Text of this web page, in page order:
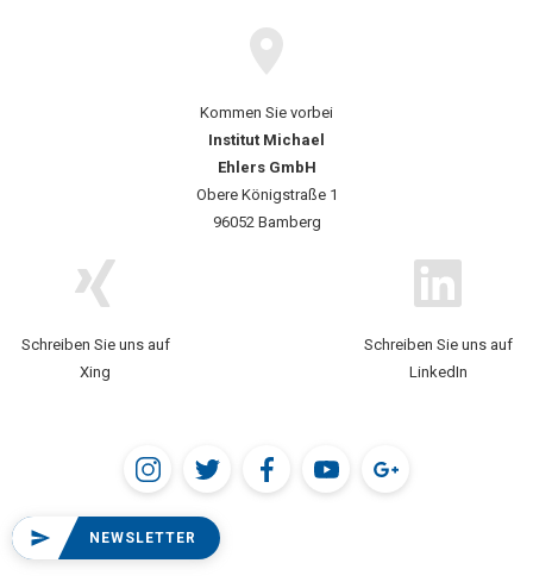
Kommen Sie vorbei
Institut Michael
Ehlers GmbH
Obere Königstraße 1
96052 Bamberg
Schreiben Sie uns auf
Xing
Schreiben Sie uns auf
LinkedIn
NEWSLETTER